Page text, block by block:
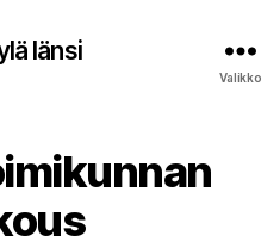
länsi
Valikko